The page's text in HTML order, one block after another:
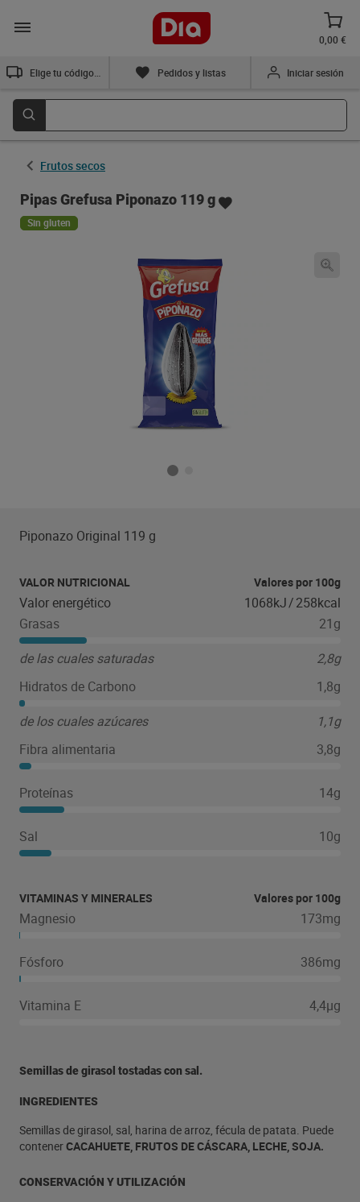
0,00 €
Pedidos y listas Iniciar sesión
Frutos secos
Pipas Grefusa Piponazo 119 g
Sin gluten
Piponazo Original 119 g
VALOR NUTRICIONAL Valores por 100g
Valor energético 1068kJ/258kcal
Grasas
21g
de las cuales saturadas
2,8g
Hidratos de Carbono
1,8g
de los cuales azúcares
1,1g
Fibra alimentaria
3,8g
Proteínas 14g
Sal 10g
VITAMINAS Y MINERALES Valores por 100g
Magnesio 173mg
Fósforo 386mg
Vitamina E 4,4µg
Semillas de girasol tostadas con sal.
INGREDIENTES
Semillas de girasol, sal, harina de arroz, fécula de patata. Puede
contenerCACAHUETE, FRUTOS DE CÁSCARA, LECHE, SOJA.
CONSERVACIÓN Y UTILIZACIÓN